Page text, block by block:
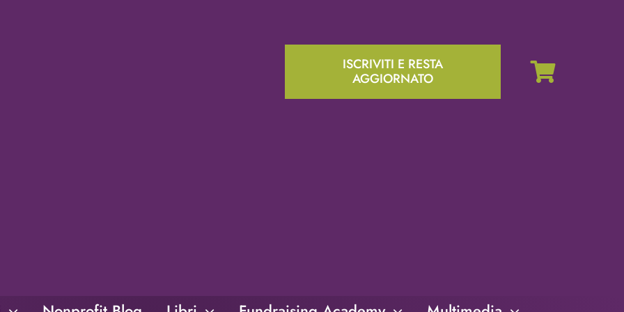
ISCRIVITI E RESTA
AGGIORNATO